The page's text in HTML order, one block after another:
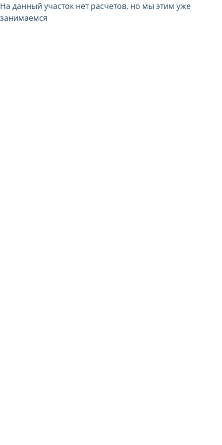
На данный участок нет расчетов, но мы этим уже
занимаемся